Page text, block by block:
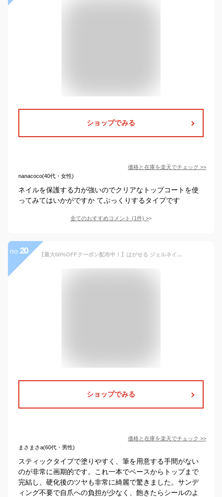
ショップでみる
価格と在庫を楽天でチェック >>
nanacoco(40代・女性)
ネイルを保護する力が強いのでクリアなトップコートを使
ってみてはいかがですか てぷっくりするタイプです
全てのおすすめコメント (1件) >
no. 20 【最大60%OFFクーポン配布中！】はがせる ジェルネイル 全55色 OMD チャームスティックジェル ネイル ジェルネイルシール セルフネイル カラージェル ピールオフ ネイルチップ ネイルジェル クリアジェル キット セット ベース トップ 簡単 初心者
ショップでみる
価格と在庫を楽天でチェック >>
まさまさa(60代・男性)
スティックタイプで塗りやすく、筆を用意する手間がない
のが非常に画期的です。これ一本でベースからトップまで
完結し、硬化後のツヤも非常に綺麗で驚きました。サンデ
ィング不要で自爪への負担が少なく、飽きたらシールのよ